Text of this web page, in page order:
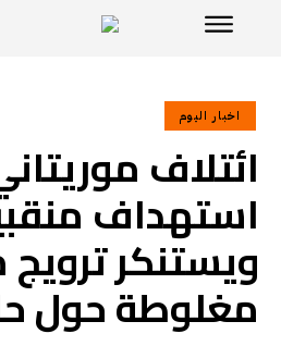
اخبار اليوم
ائتلاف
استهداف
ويستنكر
مغلوطة حول